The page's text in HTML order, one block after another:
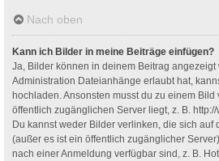
Nach oben
Kann ich Bilder in meine Beiträge einfügen?
Ja, Bilder können in deinem Beitrag angezeigt
Administration Dateianhänge erlaubt hat,
hochladen. Ansonsten musst du zu einem
öffentlich zugänglichen Server liegt, z. B.
Du kannst weder Bilder verlinken, die sich auf
(außer es ist ein öffentlich zugänglicher
nach einer Anmeldung verfügbar sind, z. B.